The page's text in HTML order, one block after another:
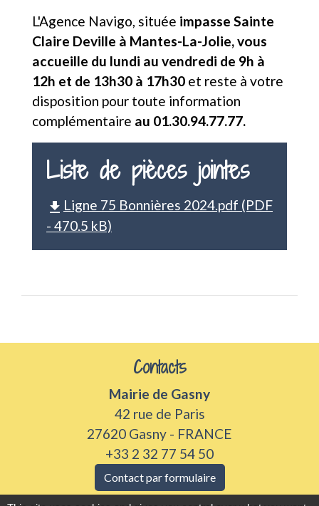
L'Agence Navigo, située impasse Sainte
Claire Deville à Mantes-La-Jolie, vous
accueille du lundi au vendredi de 9h à
12h et de 13h30 à 17h30 et reste à votre
disposition pour toute information
complémentaire au 01.30.94.77.77.
Liste de pièces jointes
file_download Ligne 75 Bonnières 2024.pdf (PDF
- 470.5 kB)
Contacts
Mairie de Gasny
42 rue de Paris
27620 Gasny - FRANCE
+33 2 32 77 54 50
Contact par formulaire